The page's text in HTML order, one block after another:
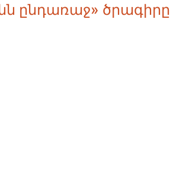
ընդառաջ» ծրագիրը